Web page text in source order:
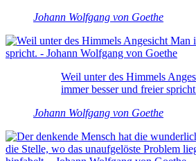
Johann Wolfgang von Goethe
Weil unter des Himmels
immer besser und freier
Johann Wolfgang von Goethe